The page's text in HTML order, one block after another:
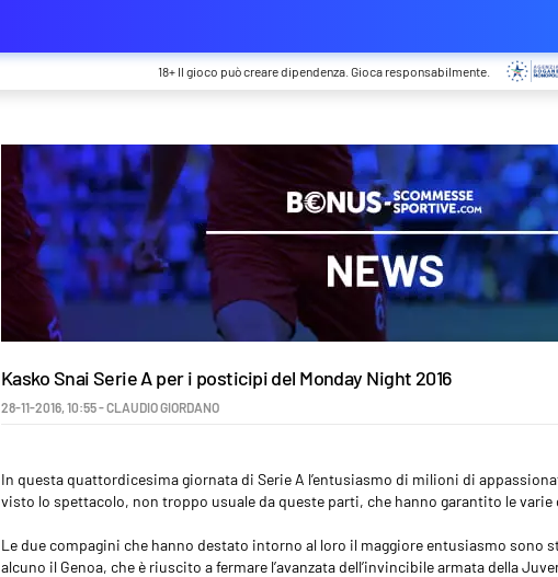
18+ Il gioco può creare dipendenza. Gioca responsabilmente.
Kasko Snai Serie A per i posticipi del Monday Night 2016
28-11-2016, 10:55-CLAUDIO GIORDANO
In questa quattordicesima giornata di Serie A l’entusiasmo di milioni di
visto lo spettacolo, non troppo usuale da queste parti, che hanno garantito le
Le due compagini che hanno destato intorno al loro il maggiore entusiasmo sono
alcuno il Genoa, che è riuscito a fermare l’avanzata dell’invincibile armata della